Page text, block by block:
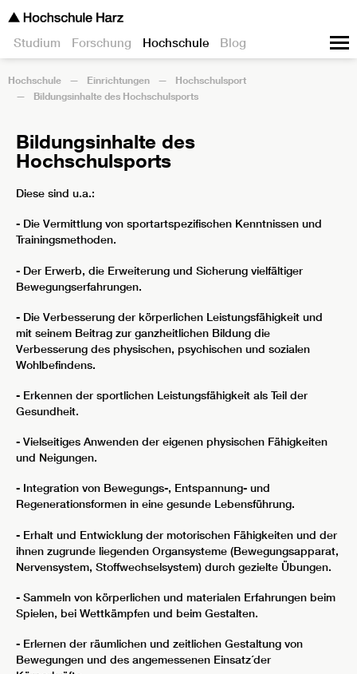
Studium Forschung Hochschule Blog
Hochschule Einrichtungen
Hochschulsport
Bildungsinhalte des Hochschulsports
Bildungsinhalte des
Hochschulsports
Diese sind u.a.:
- Die Vermittlung von sportartspezifischen Kenntnissen und
Trainingsmethoden.
- Der Erwerb, die Erweiterung und Sicherung vielfältiger
Bewegungserfahrungen.
- Die Verbesserung der körperlichen Leistungsfähigkeit und
mit seinem Beitrag zur ganzheitlichen Bildung die
Verbesserung des physischen, psychischen und sozialen
Wohlbefindens.
- Erkennen der sportlichen Leistungsfähigkeit als Teil der
Gesundheit.
- Vielseitiges Anwenden der eigenen physischen Fähigkeiten
und Neigungen.
- Integration von Bewegungs-, Entspannung- und
Regenerationsformen in eine gesunde Lebensführung.
- Erhalt und Entwicklung der motorischen Fähigkeiten und der
ihnen zugrunde liegenden Organsysteme (Bewegungsapparat,
Nervensystem, Stoffwechselsystem) durch gezielte Übungen.
- Sammeln von körperlichen und materialen Erfahrungen beim
Spielen, bei Wettkämpfen und beim Gestalten.
- Erlernen der räumlichen und zeitlichen Gestaltung von
Bewegungen und des angemessenen Einsatz´der